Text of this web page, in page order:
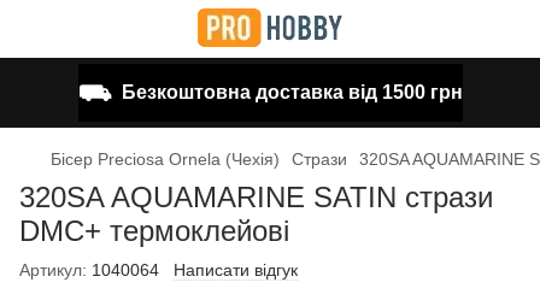
⛟ Безкоштовна доставка від 1500 грн
Бісер Preciosa Ornela (Чехія) Стрази 320SA AQUAMARINE
320SA AQUAMARINE SATIN стрази
DMC+ термоклейові
Артикул: 1040064 Написати відгук